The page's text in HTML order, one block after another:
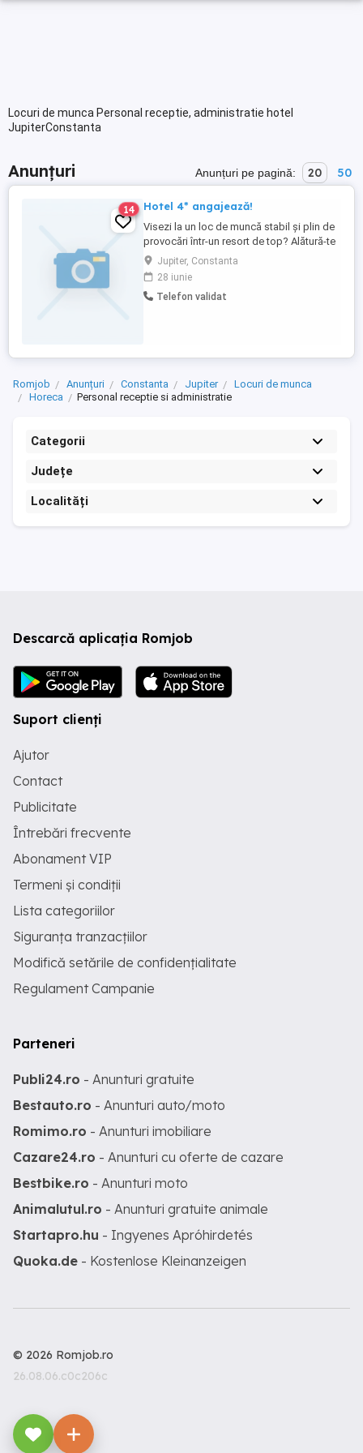
Locuri de munca Personal receptie, administratie hotel
JupiterConstanta
Anunțuri Anunțuri pe pagină: 20 50
14 Hotel 4* angajează!
Visezi la un loc de muncă stabil și plin de
provocări într-un resort de top? Alătură-te
echipei noastre! Hotel Olimpic din Jupiter
angajează! Ai dorința de a lucra într-un loc
de muncă motivant, unde fiecare zi aduce
noi oportunități? Hotel Olimpic, un resort
Jupiter, Constanta
28 iunie
Telefon validat
Romjob Anunțuri Constanta Jupiter
Locuri de munca
Horeca
Personal receptie si administratie
Categorii
Județe
Localități
Descarcă aplicația Romjob
Suport clienți
Ajutor
Contact
Publicitate
Întrebări frecvente
Abonament VIP
Termeni și condiții
Lista categoriilor
Siguranța tranzacțiilor
Modifică setările de confidențialitate
Regulament Campanie
Parteneri
Publi24.ro - Anunturi gratuite
Bestauto.ro - Anunturi auto/moto
Romimo.ro - Anunturi imobiliare
Cazare24.ro - Anunturi cu oferte de cazare
Bestbike.ro - Anunturi moto
Animalutul.ro - Anunturi gratuite animale
Startapro.hu - Ingyenes Apróhirdetés
Quoka.de - Kostenlose Kleinanzeigen
© 2026 Romjob.ro
26.08.06.c0c206c